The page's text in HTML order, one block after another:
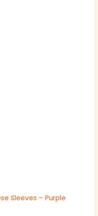
Sleeves – Purple